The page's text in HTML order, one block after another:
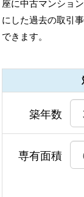
座に中古マンショ
にした過去の取引
できます。
築年数
専有面積